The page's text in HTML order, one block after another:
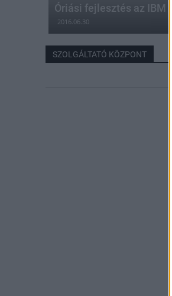
Óriási fejlesztés az IBM
2016.06.30
SZOLGÁLTATÓ KÖZPONT